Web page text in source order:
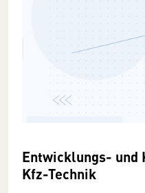
Entwicklungs-
Kfz-Technik